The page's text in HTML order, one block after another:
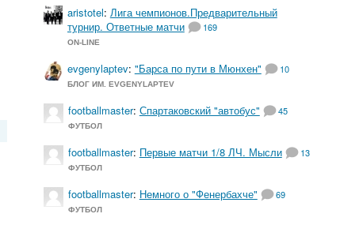
aristotel: Лига чемпионов.Предварительный
турнир. Ответные матчи
169
ON-LINE
evgenylaptev: "Барса по пути в Мюнхен" 10
БЛОГ ИМ. EVGENYLAPTEV
footballmaster: Спартаковский "автобус" 45
ФУТБОЛ
footballmaster: Первые матчи 1/8 ЛЧ. Мысли 13
ФУТБОЛ
footballmaster: Немного о "Фенербахче" 69
ФУТБОЛ